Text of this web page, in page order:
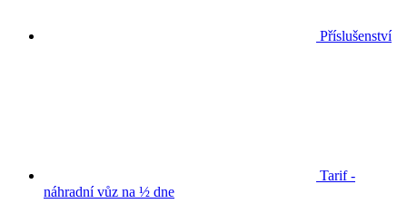
Příslušenství
Tarif -
náhradní vůz na ½ dne